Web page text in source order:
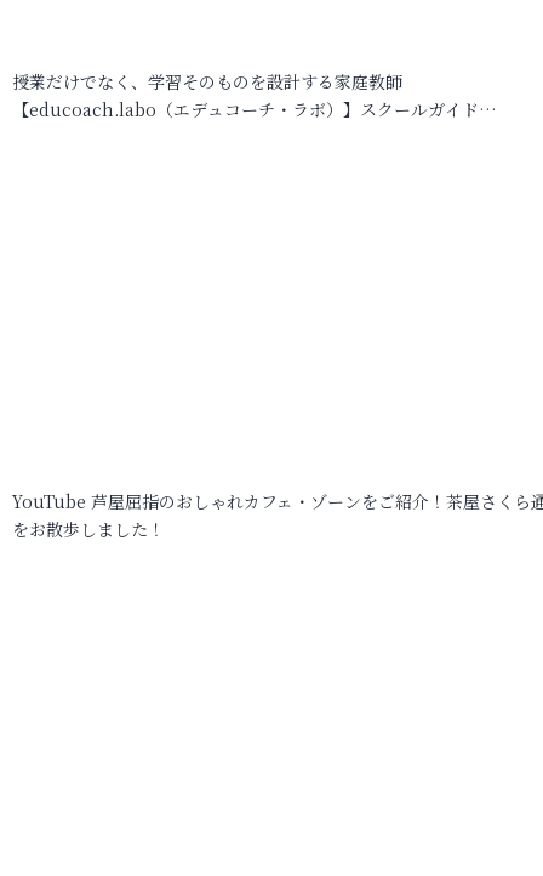
授業だけでなく、学習そのものを設計する家庭教師
【educoach.labo（エデュコーチ・ラボ）】スクールガイド…
YouTube 芦屋屈指のおしゃれカフェ・ゾーンをご紹介！茶屋さくら
をお散歩しました！